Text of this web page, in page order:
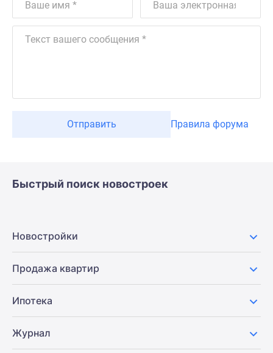
Отправить Правила форума
Быстрый поиск новостроек
Новостройки
Продажа квартир
Ипотека
Журнал